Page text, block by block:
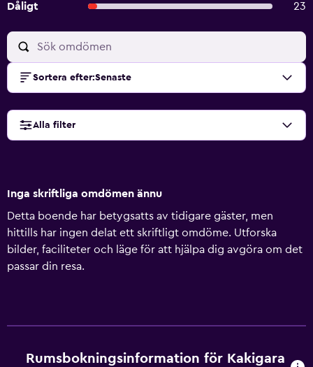
Dåligt
23
Sortera efter:Senaste
Alla filter
Inga skriftliga omdömen ännu
Detta boende har betygsatts av tidigare gäster, men
hittills har ingen delat ett skriftligt omdöme. Utforska
bilder, faciliteter och läge för att hjälpa dig avgöra om det
passar din resa.
Rumsbokningsinformation för Kakigara